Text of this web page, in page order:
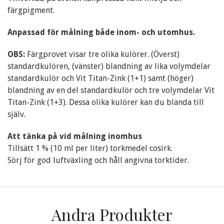
färgpigment.
Anpassad för målning både inom- och utomhus.
OBS: Färgprovet visar tre olika kulörer. (Överst)
standardkulören, (vänster) blandning av lika volymdelar
standardkulör och Vit Titan-Zink (1+1) samt (höger)
blandning av en del standardkulör och tre volymdelar Vit
Titan-Zink (1+3). Dessa olika kulörer kan du blanda till
själv.
Att tänka på vid målning inomhus
Tillsätt 1 % (10 ml per liter) torkmedel cosirk.
Sörj för god luftväxling och håll angivna torktider.
Andra Produkter